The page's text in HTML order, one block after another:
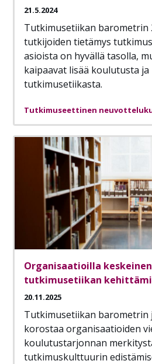
21.5.2024
Tutkimusetiikan barometrin
tutkijoiden tietämys
asioista on hyvällä tasolla,
kaipaavat lisää koulutusta
tutkimusetiikasta.
Tutkimuseettinen
Organisaatioilla
tutkimusetiikan
20.11.2025
Tutkimusetiikan barometrin
korostaa organisaatioiden
koulutustarjonnan
tutkimuskulttuurin